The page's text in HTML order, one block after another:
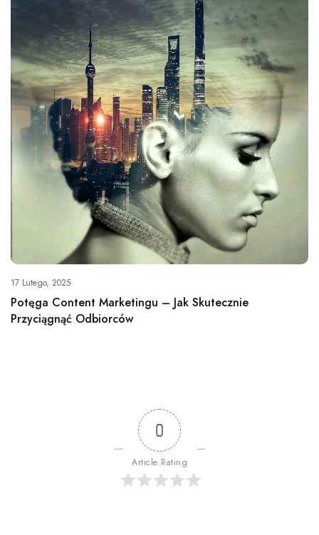
17 Lutego, 2025
Potęga Content Marketingu – Jak Skutecznie
Przyciągnąć Odbiorców
0
Article Rating